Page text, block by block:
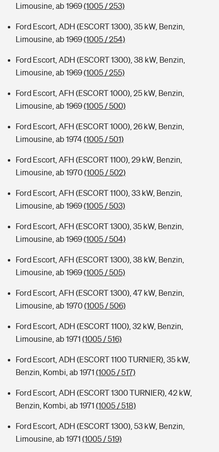
Limousine, ab 1969(1005 / 253)
Ford Escort, ADH (ESCORT 1300), 35 kW, Benzin,
Limousine, ab 1969(1005 / 254)
Ford Escort, ADH (ESCORT 1300), 38 kW, Benzin,
Limousine, ab 1969(1005 / 255)
Ford Escort, AFH (ESCORT 1000), 25 kW, Benzin,
Limousine, ab 1969(1005 / 500)
Ford Escort, AFH (ESCORT 1000), 26 kW, Benzin,
Limousine, ab 1974(1005 / 501)
Ford Escort, AFH (ESCORT 1100), 29 kW, Benzin,
Limousine, ab 1970(1005 / 502)
Ford Escort, AFH (ESCORT 1100), 33 kW, Benzin,
Limousine, ab 1969(1005 / 503)
Ford Escort, AFH (ESCORT 1300), 35 kW, Benzin,
Limousine, ab 1969(1005 / 504)
Ford Escort, AFH (ESCORT 1300), 38 kW, Benzin,
Limousine, ab 1969(1005 / 505)
Ford Escort, AFH (ESCORT 1300), 47 kW, Benzin,
Limousine, ab 1970(1005 / 506)
Ford Escort, ADH (ESCORT 1100), 32 kW, Benzin,
Limousine, ab 1971 (1005 / 516)
Ford Escort, ADH (ESCORT 1100 TURNIER), 35 kW,
Benzin, Kombi, ab 1971 (1005 / 517)
Ford Escort, ADH (ESCORT 1300 TURNIER), 42 kW,
Benzin, Kombi, ab 1971 (1005 / 518)
Ford Escort, ADH (ESCORT 1300), 53 kW, Benzin,
Limousine, ab 1971 (1005 / 519)